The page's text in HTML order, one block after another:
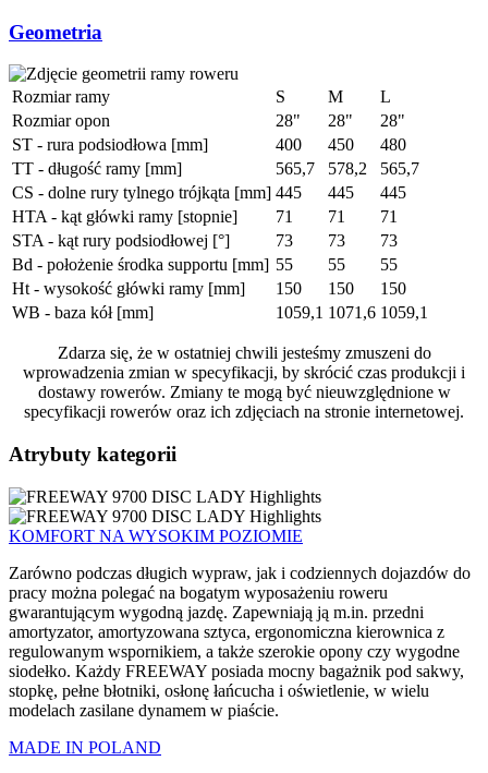
Geometria
Rozmiar ramy S M
L
Rozmiar opon
28" 28"
28"
ST - rura podsiodłowa [mm]
400 450
480
TT - długość ramy [mm]
565,7 578,2
565,7
CS - dolne rury tylnego trójkąta [mm] 445 445
445
HTA - kąt główki ramy [stopnie]
71 71
71
STA - kąt rury podsiodłowej [°]
73 73
73
Bd - położenie środka supportu [mm] 55 55
55
Ht - wysokość główki ramy [mm]
150 150
150
WB - baza kół [mm]
1059,1 1071,6 1059,1
Zdarza się, że w ostatniej chwili jesteśmy zmuszeni do
wprowadzenia zmian w specyfikacji, by skrócić czas produkcji i
dostawy rowerów. Zmiany te mogą być nieuwzględnione w
specyfikacji rowerów oraz ich zdjęciach na stronie internetowej.
Atrybuty kategorii
KOMFORT NA WYSOKIM POZIOMIE
Zarówno podczas długich wypraw, jak i codziennych dojazdów do
pracy można polegać na bogatym wyposażeniu roweru
gwarantującym wygodną jazdę. Zapewniają ją m.in. przedni
amortyzator, amortyzowana sztyca, ergonomiczna kierownica z
regulowanym wspornikiem, a także szerokie opony czy wygodne
siodełko. Każdy FREEWAY posiada mocny bagażnik pod sakwy,
stopkę, pełne błotniki, osłonę łańcucha i oświetlenie, w wielu
modelach zasilane dynamem w piaście.
MADE IN POLAND